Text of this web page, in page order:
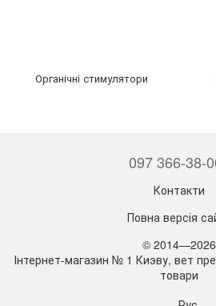
Органічні стимулятори
097 366-38-
Контакти
Повна версія
© 2014—2026
Інтернет-магазин № 1 Киэву, вет
товари